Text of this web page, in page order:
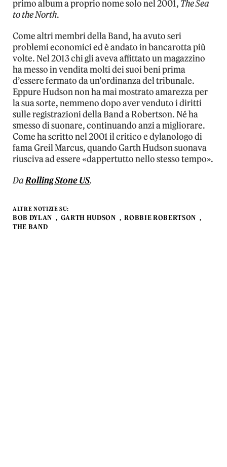
primo album a proprio nome solo nel 2001, The Sea
to the North.
Come altri membri della Band, ha avuto seri
problemi economici ed è andato in bancarotta più
volte. Nel 2013 chi gli aveva affittato un magazzino
ha messo in vendita molti dei suoi beni prima
d’essere fermato da un’ordinanza del tribunale.
Eppure Hudson non ha mai mostrato amarezza per
la sua sorte, nemmeno dopo aver venduto i diritti
sulle registrazioni della Band a Robertson. Né ha
smesso di suonare, continuando anzi a migliorare.
Come ha scritto nel 2001 il critico e dylanologo di
fama Greil Marcus, quando Garth Hudson suonava
riusciva ad essere «dappertutto nello stesso tempo».
DaRolling Stone US.
ALTRE NOTIZIE SU:
BOB DYLAN GARTH HUDSON
ROBBIE ROBERTSON
THE BAND